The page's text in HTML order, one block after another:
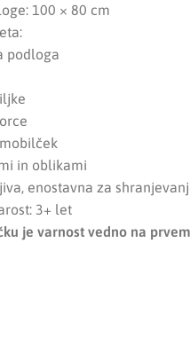
100 × 80 cm
podloga
in oblikami
enostavna za
3+ let
je varnost vedno na